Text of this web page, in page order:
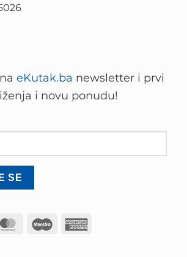
eKutak.ba newsletter i prvi
i novu ponudu!
MasterCard
Maestro